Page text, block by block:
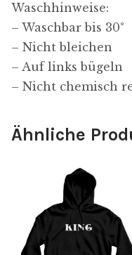
Waschhinweise:
– Waschbar bis 30°
– Nicht bleichen
– Auf links bügeln
– Nicht chemisch
Ähnliche